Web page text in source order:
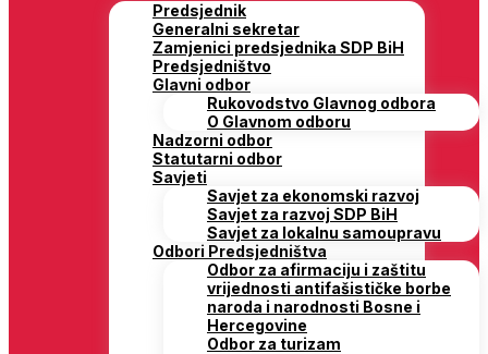
Predsjednik
Generalni sekretar
Zamjenici predsjednika SDP BiH
Predsjedništvo
Glavni odbor
Rukovodstvo Glavnog odbora
O Glavnom odboru
Nadzorni odbor
Statutarni odbor
Savjeti
Savjet za ekonomski razvoj
Savjet za razvoj SDP BiH
Savjet za lokalnu samoupravu
Odbori Predsjedništva
Odbor za afirmaciju i zaštitu
vrijednosti antifašističke borbe
naroda i narodnosti Bosne i
Hercegovine
Odbor za turizam